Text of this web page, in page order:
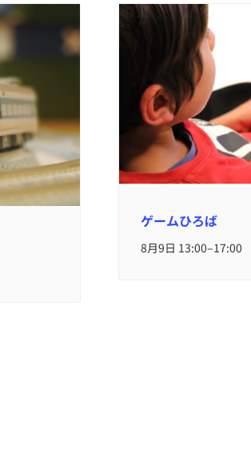
ゲームひろば
8月9日 13:00–17:00